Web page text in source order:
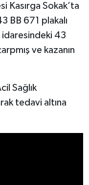
Kasırga Sokak’ta
BB 671 plakalı
idaresindeki 43
ve kazanın
Sağlık
tedavi altına